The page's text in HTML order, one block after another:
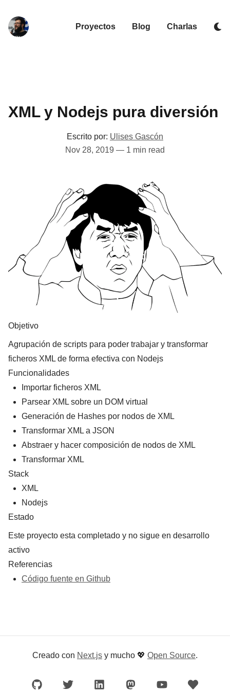
Proyectos Blog Charlas
XML y Nodejs pura diversión
Escrito por: Ulises Gascón
Nov 28, 2019 — 1 min read
Objetivo
Agrupación de scripts para poder trabajar y transformar
ficheros XML de forma efectiva con Nodejs
Funcionalidades
Importar ficheros XML
Parsear XML sobre un DOM virtual
Generación de Hashes por nodos de XML
Transformar XML a JSON
Abstraer y hacer composición de nodos de XML
Transformar XML
Stack
XML
Nodejs
Estado
Este proyecto esta completado y no sigue en desarrollo
activo
Referencias
Código fuente en Github
Creado con Next.js y mucho 💖 Open Source.